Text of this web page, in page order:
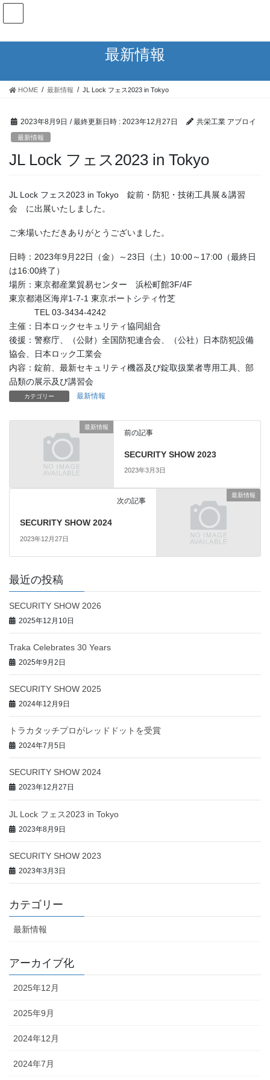
コ
ン
ス
ナ
ー
ン
最新情報
HOME 最新情報 JL Lock フェス2023 in Tokyo
2023年8月9日 / 最終更新日時 : 2023年12月27日 共栄工業 アブロイ
最新情報
JL Lock フェス2023 in Tokyo
JL Lock フェス2023 in Tokyo 錠前・防犯・技術工具展＆講習
会 に出展いたしました。
ご来場いただきありがとうございました。
日時：2023年9月22日（金）～23日（土）10:00～17:00（最終日
は16:00終了）
場所：東京都産業貿易センター 浜松町館3F/4F
東京都港区海岸1-7-1 東京ポートシティ竹芝
TEL 03-3434-4242
主催：日本ロックセキュリティ協同組合
後援：警察庁、（公財）全国防犯連合会、（公社）日本防犯設備
協会、日本ロック工業会
内容：錠前、最新セキュリティ機器及び錠取扱業者専用工具、部
品類の展示及び講習会
カテゴリー 最新情報
最新情報
前の記事
SECURITY SHOW 2023
2023年3月3日
最新情報
次の記事
SECURITY SHOW 2024
2023年12月27日
最近の投稿
SECURITY SHOW 2026
2025年12月10日
Traka Celebrates 30 Years
2025年9月2日
SECURITY SHOW 2025
2024年12月9日
トラカタッチプロがレッドドットを受賞
2024年7月5日
SECURITY SHOW 2024
2023年12月27日
JL Lock フェス2023 in Tokyo
2023年8月9日
SECURITY SHOW 2023
2023年3月3日
カテゴリー
最新情報
アーカイブ化
2025年12月
2025年9月
2024年12月
2024年7月